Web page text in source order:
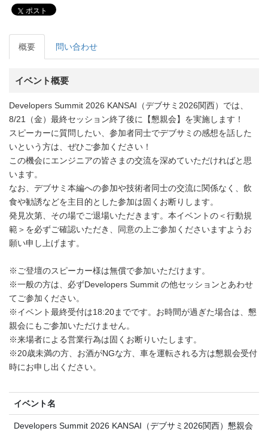
ポスト
概要 問い合わせ
イベント概要
Developers Summit 2026 KANSAI（デブサミ2026関西）では、
8/21（金）最終セッション終了後に【懇親会】を実施します！
スピーカーに質問したい、参加者同士でデブサミの感想を話した
いという方は、ぜひご参加ください！
この機会にエンジニアの皆さまの交流を深めていただければと思
います。
なお、デブサミ本編への参加や技術者同士の交流に関係なく、飲
食や勧誘などを主目的とした参加は固くお断りします。
発見次第、その場でご退場いただきます。本イベントの＜行動規
範＞を必ずご確認いただき、同意の上ご参加くださいますようお
願い申し上げます。
※ご登壇のスピーカー様は無償で参加いただけます。
※一般の方は、必ずDevelopers Summit の他セッションとあわせ
てご参加ください。
※イベント最終受付は18:20までです。お時間が過ぎた場合は、懇
親会にもご参加いただけません。
※来場者による営業行為は固くお断りいたします。
※20歳未満の方、お酒がNGな方、車を運転される方は懇親会受付
時にお申し出ください。
イベント名
Developers Summit 2026 KANSAI（デブサミ2026関西）懇親会